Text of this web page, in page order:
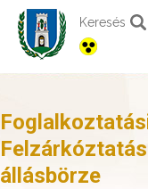
Keresés
állásbörze